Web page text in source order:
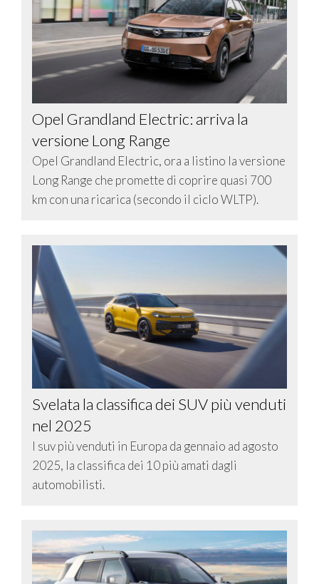
Opel Grandland Electric: arriva la
versione Long Range
Opel Grandland Electric, ora a listino la versione
Long Range che promette di coprire quasi 700
km con una ricarica (secondo il ciclo WLTP).
Svelata la classifica dei SUV più venduti
nel 2025
I suv più venduti in Europa da gennaio ad agosto
2025, la classifica dei 10 più amati dagli
automobilisti.